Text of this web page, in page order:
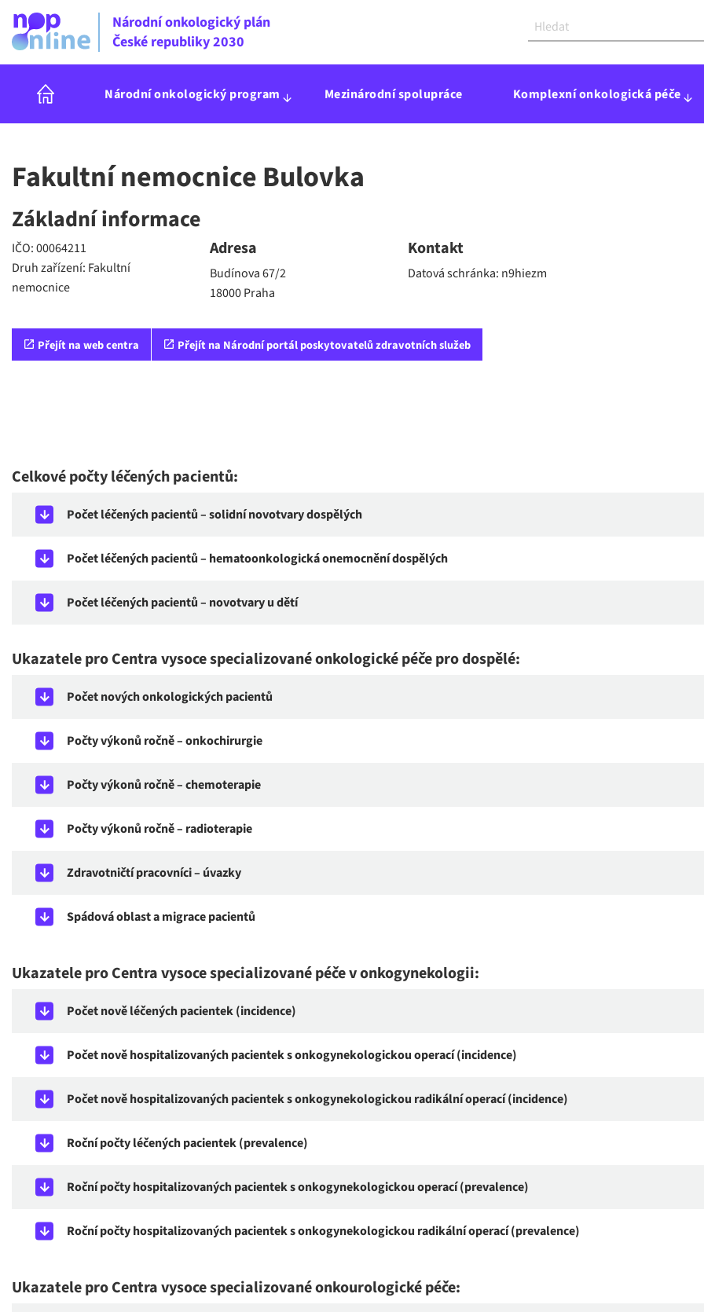
Národní onkologický plán
České republiky 2030
Národní onkologický program Mezinárodní spolupráce Komplexní onkologická péče
Fakultní nemocnice Bulovka
Základní informace
IČO: 00064211
Druh zařízení: Fakultní
nemocnice
Adresa
Budínova 67/2
18000 Praha
Kontakt
Datová schránka: n9hiezm
Přejít na web centra Přejít na Národní portál poskytovatelů zdravotních služeb
Celkové počty léčených pacientů:
Počet léčených pacientů – solidní novotvary dospělých
Počet léčených pacientů – hematoonkologická onemocnění dospělých
Počet léčených pacientů – novotvary u dětí
Ukazatele pro Centra vysoce specializované onkologické péče pro dospělé:
Počet nových onkologických pacientů
Počty výkonů ročně – onkochirurgie
Počty výkonů ročně – chemoterapie
Počty výkonů ročně – radioterapie
Zdravotničtí pracovníci – úvazky
Spádová oblast a migrace pacientů
Ukazatele pro Centra vysoce specializované péče v onkogynekologii:
Počet nově léčených pacientek (incidence)
Počet nově hospitalizovaných pacientek s onkogynekologickou operací (incidence)
Počet nově hospitalizovaných pacientek s onkogynekologickou radikální operací (incidence)
Roční počty léčených pacientek (prevalence)
Roční počty hospitalizovaných pacientek s onkogynekologickou operací (prevalence)
Roční počty hospitalizovaných pacientek s onkogynekologickou radikální operací (prevalence)
Ukazatele pro Centra vysoce specializované onkourologické péče: